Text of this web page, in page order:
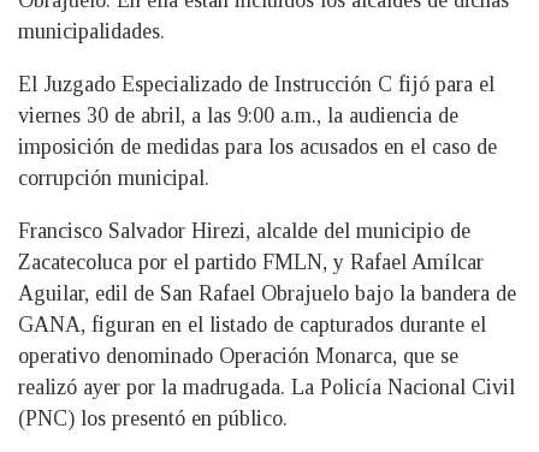
municipalidades.
El Juzgado Especializado de Instrucción C fijó para el
viernes 30 de abril, a las 9:00 a.m., la audiencia de
imposición de medidas para los acusados en el caso de
corrupción municipal.
Francisco Salvador Hirezi, alcalde del municipio de
Zacatecoluca por el partido FMLN, y Rafael Amílcar
Aguilar, edil de San Rafael Obrajuelo bajo la bandera de
GANA, figuran en el listado de capturados durante el
operativo denominado Operación Monarca, que se
realizó ayer por la madrugada. La Policía Nacional Civil
(PNC) los presentó en público.